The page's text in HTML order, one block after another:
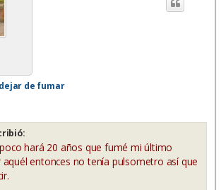
de fumar
hará 20 años que fumé mi último
aquél entonces no tenía pulsometro así que